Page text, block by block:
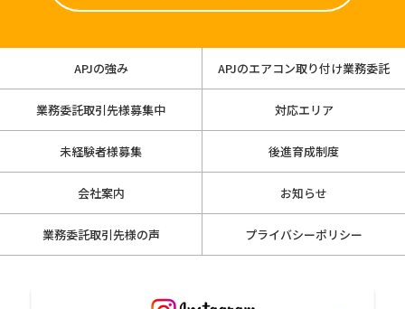
APJの強み APJのエアコン取り付け業務委託
業務委託取引先様募集中 対応エリア
未経験者様募集 後進育成制度
会社案内 お知らせ
業務委託取引先様の声 プライバシーポリシー